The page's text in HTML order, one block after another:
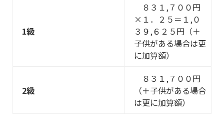
1級
８３１,７００円
×１．２５＝１,０
３９,６２５円（＋
子供がある場合は更
に加算額）
2級
８３１,７００円
（＋子供がある場合
は更に加算額）